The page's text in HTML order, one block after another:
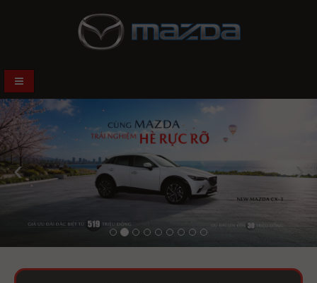
‹ ›